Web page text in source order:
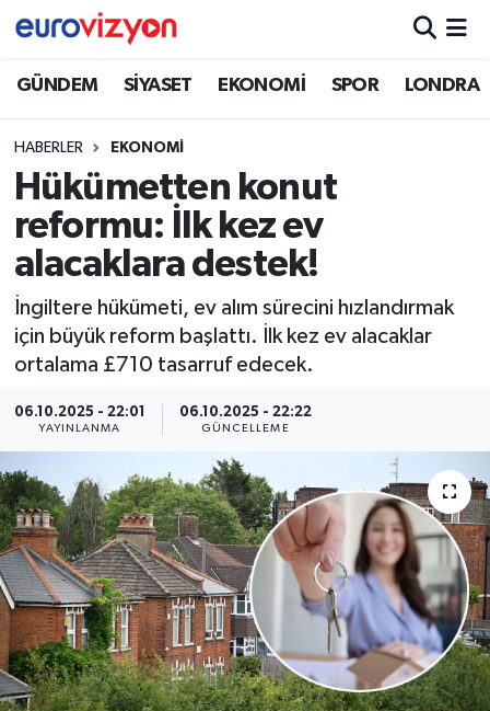
GÜNDEM SİYASET EKONOMİ SPOR LONDRA
HABERLER EKONOMİ
Hükümetten konut
reformu: İlk kez ev
alacaklara destek!
İngiltere hükümeti, ev alım sürecini hızlandırmak
için büyük reform başlattı. İlk kez ev alacaklar
ortalama £710 tasarruf edecek.
06.10.2025 - 22:01
YAYINLANMA
06.10.2025 - 22:22
GÜNCELLEME